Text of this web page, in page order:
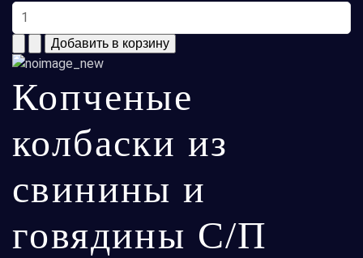
Копченые
колбаски из
свинины и
говядины С/П